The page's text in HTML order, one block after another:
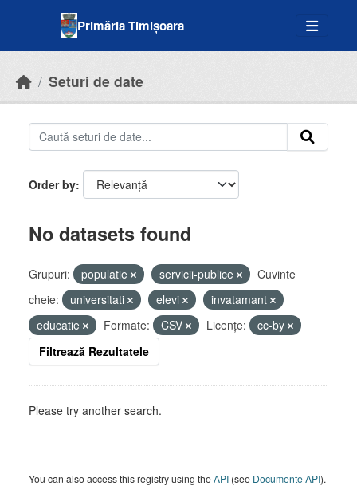
Primăria Timișoara
Seturi de date
Order by
No datasets found
Grupuri: populatie servicii-publice
Cuvinte
cheie:
universitati elevi
invatamant
educatie
Formate: CSV Licenţe:
cc-by
Filtrează Rezultatele
Please try another search.
You can also access this registry using theAPI (see Documente API).